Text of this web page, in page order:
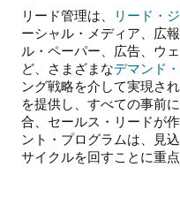
リード管理は、 リード・
ーシャル・メディア、広
ル・ペーパー、広告、ウ
ど、さまざまなデマンド
ング戦略を介して実現さ
を提供し、すべての事前
合、セールス・リードが
ント・プログラムは、見
サイクルを回すことに重点